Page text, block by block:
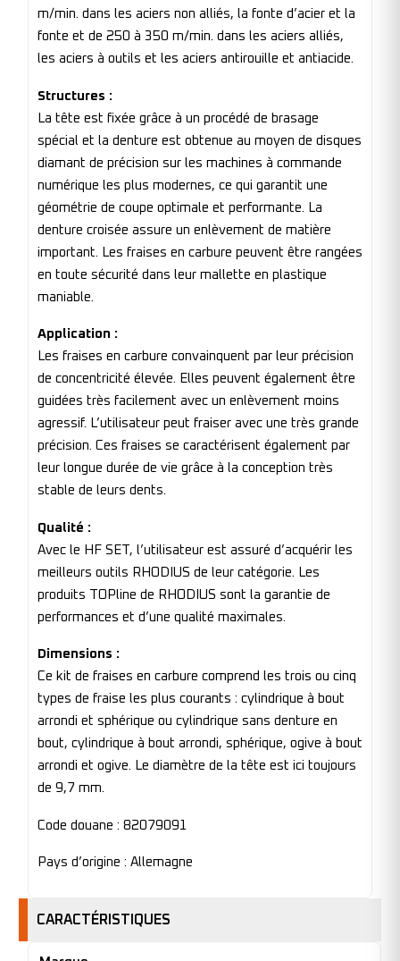
m/min. dans les aciers non alliés, la fonte d’acier et la
fonte et de 250 à 350 m/min. dans les aciers alliés,
les aciers à outils et les aciers antirouille et antiacide.
Structures :
La tête est fixée grâce à un procédé de brasage
spécial et la denture est obtenue au moyen de disques
diamant de précision sur les machines à commande
numérique les plus modernes, ce qui garantit une
géométrie de coupe optimale et performante. La
denture croisée assure un enlèvement de matière
important. Les fraises en carbure peuvent être rangées
en toute sécurité dans leur mallette en plastique
maniable.
Application :
Les fraises en carbure convainquent par leur précision
de concentricité élevée. Elles peuvent également être
guidées très facilement avec un enlèvement moins
agressif. L’utilisateur peut fraiser avec une très grande
précision. Ces fraises se caractérisent également par
leur longue durée de vie grâce à la conception très
stable de leurs dents.
Qualité :
Avec le HF SET, l’utilisateur est assuré d’acquérir les
meilleurs outils RHODIUS de leur catégorie. Les
produits TOPline de RHODIUS sont la garantie de
performances et d’une qualité maximales.
Dimensions :
Ce kit de fraises en carbure comprend les trois ou cinq
types de fraise les plus courants : cylindrique à bout
arrondi et sphérique ou cylindrique sans denture en
bout, cylindrique à bout arrondi, sphérique, ogive à bout
arrondi et ogive. Le diamètre de la tête est ici toujours
de 9,7 mm.
Code douane : 82079091
Pays d’origine : Allemagne
CARACTÉRISTIQUES